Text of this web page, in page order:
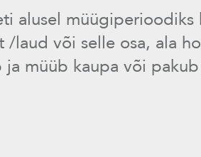
alusel müügiperioodiks
laud või selle osa, ala
müüb kaupa või